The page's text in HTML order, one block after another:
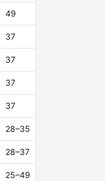
49
37
37
37
37
28–35
28–37
25–49